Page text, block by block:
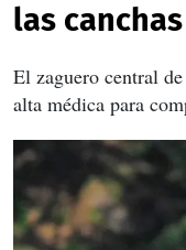
las
El zaguero central
alta médica para